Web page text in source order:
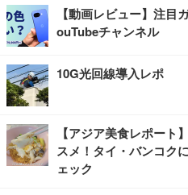
【動画レビュー】注目
ouTubeチャンネル
10G光回線導入レポ
【アジア美食レポート
スメ！タイ・バンコク
ェック